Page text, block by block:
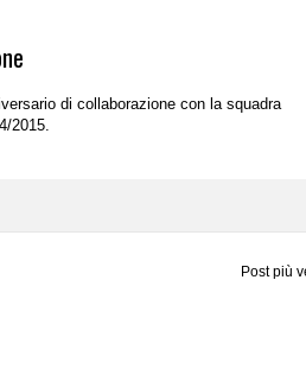
di collaborazione con la squadra
2015.
Post più